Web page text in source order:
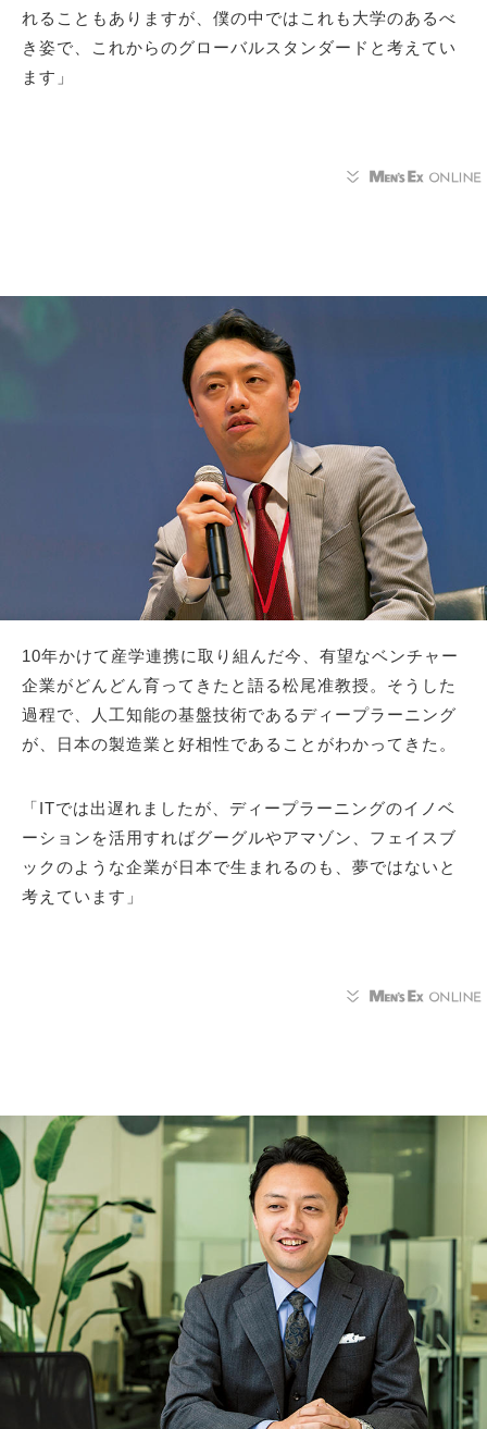
れることもありますが、僕の中ではこれも大学のあるべ
き姿で、これからのグローバルスタンダードと考えてい
ます」
10年かけて産学連携に取り組んだ今、有望なベンチャー
企業がどんどん育ってきたと語る松尾准教授。そうした
過程で、人工知能の基盤技術であるディープラーニング
が、日本の製造業と好相性であることがわかってきた。
「ITでは出遅れましたが、ディープラーニングのイノベ
ーションを活用すればグーグルやアマゾン、フェイスブ
ックのような企業が日本で生まれるのも、夢ではないと
考えています」